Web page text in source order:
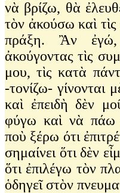
νὰ βρίζω, θὰ
τὸν ἀκούσω καὶ
πράξη. Ἂν
ἀκούγοντας τὶς
μου, τὶς κατὰ
-τονίζω- γίνονται
καὶ ἐπειδὴ δὲν
φύγω καὶ νὰ πάω
ποὺ ξέρω ότι
σημαίνει ὅτι δὲν
ὅτι ἐπιλέγω τὸν
ὁδηγεῖ στὸν